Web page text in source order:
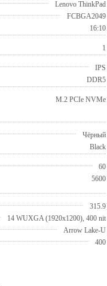
Lenovo ThinkPad
FCBGA2049
16:10
1
IPS
DDR5
M.2 PCIe NVMe
Чёрный
Black
60
5600
315.9
14 WUXGA (1920х1200), 400 nit
Arrow Lake-U
400